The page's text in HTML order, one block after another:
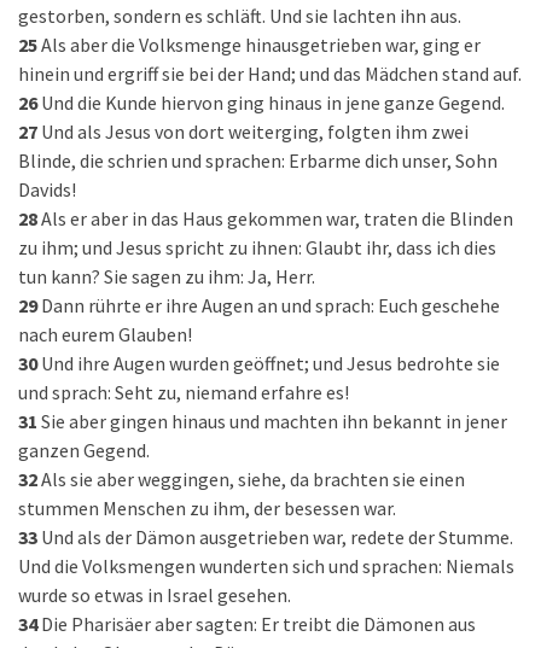
gestorben, sondern es schläft. Und sie lachten ihn aus.
25Als aber die Volksmenge hinausgetrieben war, ging er
hinein und ergriff sie bei der Hand; und das Mädchen stand auf.
26 Und die Kunde hiervon ging hinaus in jene ganze Gegend.
27 Und als Jesus von dort weiterging, folgten ihm zwei
Blinde, die schrien und sprachen: Erbarme dich unser, Sohn
Davids!
28Als er aber in das Haus gekommen war, traten die Blinden
zu ihm; und Jesus spricht zu ihnen: Glaubt ihr, dass ich dies
tun kann? Sie sagen zu ihm: Ja, Herr.
29 Dann rührte er ihre Augen an und sprach: Euch geschehe
nach eurem Glauben!
30 Und ihre Augen wurden geöffnet; und Jesus bedrohte sie
und sprach: Seht zu, niemand erfahre es!
31 Sie aber gingen hinaus und machten ihn bekannt in jener
ganzen Gegend.
32Als sie aber weggingen, siehe, da brachten sie einen
stummen Menschen zu ihm, der besessen war.
33 Und als der Dämon ausgetrieben war, redete der Stumme.
Und die Volksmengen wunderten sich und sprachen: Niemals
wurde so etwas in Israel gesehen.
34 Die Pharisäer aber sagten: Er treibt die Dämonen aus